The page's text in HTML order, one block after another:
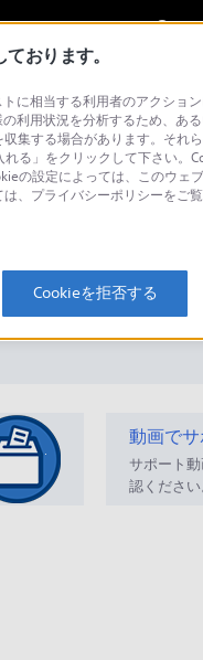
動画で
サポート
認ください
おります。
に相当する利用者のアクショ
利用状況を分析するため、あ
集する場合があります。それ
る」をクリックして下さい。
の設定によっては、このウ
、プライバシーポリシーをご覧
Cookieを拒否する